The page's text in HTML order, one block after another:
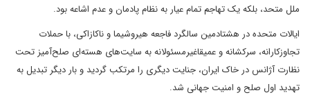
ملل متحد، بلکه یک تهاجم تمام عیار به نظام پادمان و عدم اشاعه بود.
ایالات متحده در هشتادمین سالگرد فاجعه هیروشیما و ناکازاکی، با حملات
تجاوزکارانه، سرکشانه و عمیقاغیرمسئولانه به سایت‌های هسته‌ای صلح‌آمیز تحت
نظارت آژانس در خاک ایران، جنایت دیگری را مرتکب گردید و بار دیگر تبدیل به
تهدید اول صلح و امنیت جهانی شد.